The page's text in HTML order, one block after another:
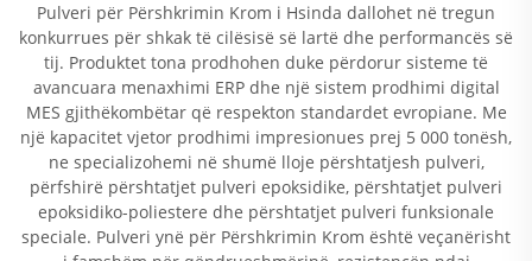
Pulveri për Përshkrimin Krom i Hsinda dallohet në tregun
konkurrues për shkak të cilësisë së lartë dhe performancës së
tij. Produktet tona prodhohen duke përdorur sisteme të
avancuara menaxhimi ERP dhe një sistem prodhimi digital
MES gjithëkombëtar që respekton standardet evropiane. Me
një kapacitet vjetor prodhimi impresionues prej 5 000 tonësh,
ne specializohemi në shumë lloje përshtatjesh pulveri,
përfshirë përshtatjet pulveri epoksidike, përshtatjet pulveri
epoksidiko-poliestere dhe përshtatjet pulveri funksionale
speciale. Pulveri ynë për Përshkrimin Krom është veçanërisht